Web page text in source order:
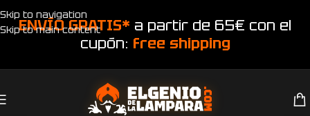
Skip to navigation
Skip to main content
ENVÍO GRATIS* a partir de 65€ con el
cupón: free shipping